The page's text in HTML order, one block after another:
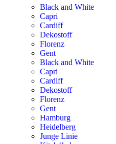
Black and White
Capri
Cardiff
Dekostoff
Florenz
Gent
Black and White
Capri
Cardiff
Dekostoff
Florenz
Gent
Hamburg
Heidelberg
Junge Linie